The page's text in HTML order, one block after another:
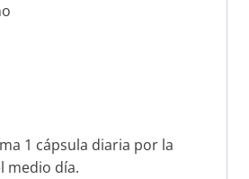
1 cápsula diaria por la
medio día.